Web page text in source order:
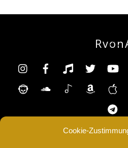
Cookie-
Insta Facebook
SoundCloud
Shazam